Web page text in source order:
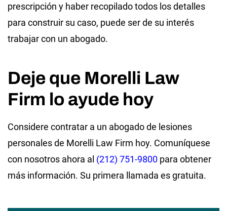
prescripción y haber recopilado todos los detalles
para construir su caso, puede ser de su interés
trabajar con un abogado.
Deje que Morelli Law
Firm lo ayude hoy
Considere contratar a un abogado de lesiones
personales de Morelli Law Firm hoy. Comuníquese
con nosotros ahora al (212) 751-9800 para obtener
más información. Su primera llamada es gratuita.